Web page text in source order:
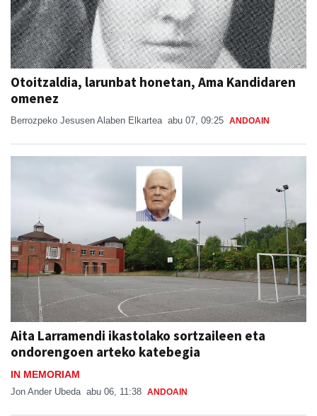
Otoitzaldia, larunbat honetan, Ama Kandidaren
omenez
Berrozpeko Jesusen Alaben Elkartea abu 07, 09:25 ANDOAIN
Aita Larramendi ikastolako sortzaileen eta
ondorengoen arteko katebegia
IN MEMORIAM
Jon Ander Ubeda abu 06, 11:38 ANDOAIN